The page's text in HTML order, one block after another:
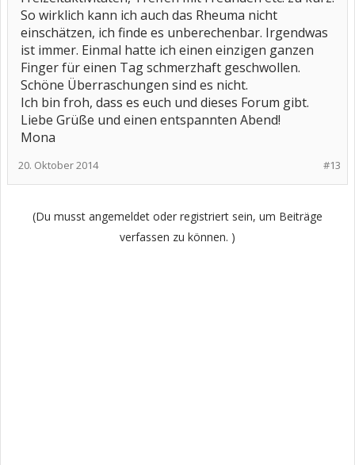
So wirklich kann ich auch das Rheuma nicht
einschätzen, ich finde es unberechenbar. Irgendwas
ist immer. Einmal hatte ich einen einzigen ganzen
Finger für einen Tag schmerzhaft geschwollen.
Schöne Überraschungen sind es nicht.
Ich bin froh, dass es euch und dieses Forum gibt.
Liebe Grüße und einen entspannten Abend!
Mona
#13
20. Oktober 2014
(Du musst angemeldet oder registriert sein, um Beiträge
verfassen zu können. )